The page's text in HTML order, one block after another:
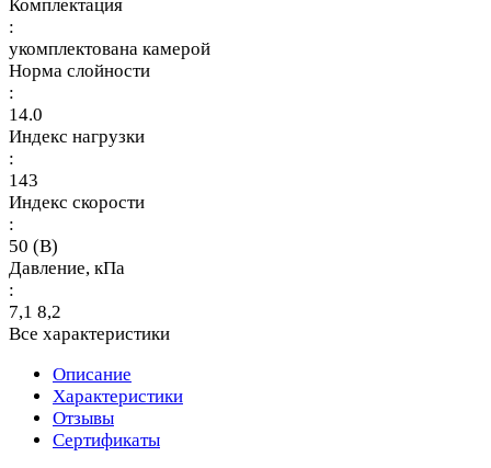
Комплектация
:
укомплектована камерой
Норма слойности
:
14.0
Индекс нагрузки
:
143
Индекс скорости
:
50 (B)
Давление, кПа
:
7,1 8,2
Все характеристики
Описание
Характеристики
Отзывы
Сертификаты